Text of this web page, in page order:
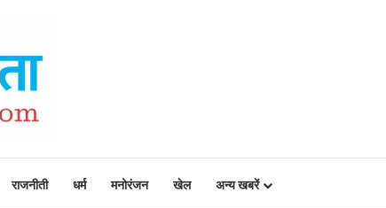
राजनीती धर्म मनोरंजन खेल अन्य खबरें